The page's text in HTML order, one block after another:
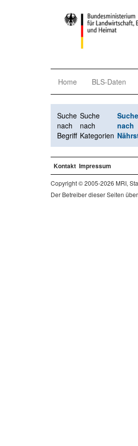
Home BLS-Daten
Suche
nach
Begriff
Suche
nach
Kategorien
Suche
nach
Kontakt Impressum
Copyright © 2005-2026 MRI,
Der Betreiber dieser Seiten